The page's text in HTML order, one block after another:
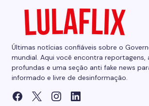
Últimas notícias confiáveis sobre o
mundial. Aqui você encontra reportagens,
profundas e uma seção anti fake news
informado e livre de desinformação.